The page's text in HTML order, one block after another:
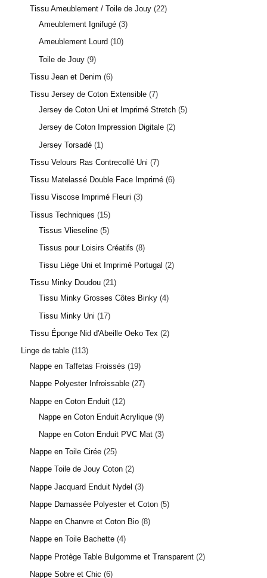
Tissu Ameublement / Toile de Jouy 22
Ameublement Ignifugé 3
Ameublement Lourd
10
Toile de Jouy 9
Tissu Jean et Denim 6
Tissu Jersey de Coton Extensible 7
Jersey de Coton Uni et Imprimé Stretch 5
Jersey de Coton Impression Digitale 2
Jersey Torsadé 1
Tissu Velours Ras Contrecollé Uni 7
Tissu Matelassé Double Face Imprimé 6
Tissu Viscose Imprimé Fleuri 3
Tissus Techniques
15
Tissus Vlieseline 5
Tissus pour Loisirs Créatifs 8
Tissu Liège Uni et Imprimé Portugal
2
Tissu Minky Doudou 21
Tissu Minky Grosses Côtes Binky 4
Tissu Minky Uni
17
Tissu Éponge Nid d'Abeille Oeko Tex
2
Linge de table 113
Nappe en Taffetas Froissés
19
Nappe Polyester Infroissable 27
Nappe en Coton Enduit 12
Nappe en Coton Enduit Acrylique 9
Nappe en Coton Enduit PVC Mat 3
Nappe en Toile Cirée 25
Nappe Toile de Jouy Coton 2
Nappe Jacquard Enduit Nydel 3
Nappe Damassée Polyester et Coton 5
Nappe en Chanvre et Coton Bio 8
Nappe en Toile Bachette 4
Nappe Protège Table Bulgomme et Transparent 2
Nappe Sobre et Chic 6